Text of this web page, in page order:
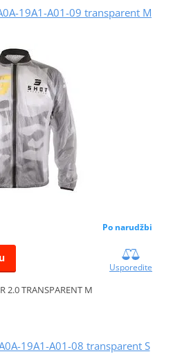
19A1-A01-09 transparent M
Po narudžbi
Usporedite
2.0 TRANSPARENT M
19A1-A01-08 transparent S